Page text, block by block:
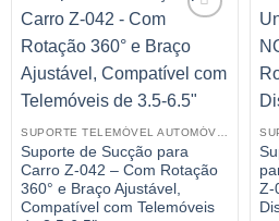
Suporte de Sucção para
Carro Z-042 – Com Rotação
360° e Braço Ajustável,
Compatível com Telemóveis
Z-